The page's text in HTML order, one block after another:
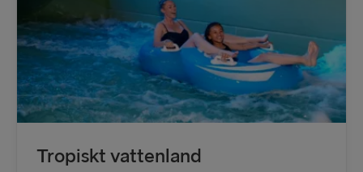
Tropiskt vattenland